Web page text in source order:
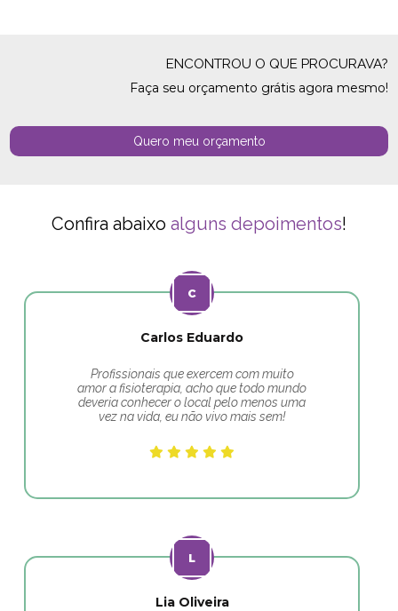
ENCONTROU O QUE PROCURAVA?
Faça seu orçamento grátis agora mesmo!
Quero meu orçamento
Confira abaixo alguns depoimentos!
Carlos Eduardo
Profissionais que exercem com muito
amor a fisioterapia, acho que todo mundo
deveria conhecer o local pelo menos uma
vez na vida, eu não vivo mais sem!
Lia Oliveira